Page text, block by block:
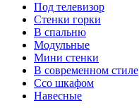
Под телевизор
Стенки горки
В спальню
Модульные
Мини стенки
В современном стиле
Ссо шкафом
Навесные